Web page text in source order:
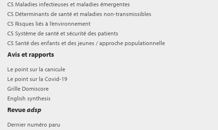
CS Maladies infectieuses et maladies émergentes
CS Déterminants de santé et maladies non-transmissibles
CS Risques liés à l’environnement
CS Système de santé et sécurité des patients
CS Santé des enfants et des jeunes / approche populationnelle
Avis et rapports
Le point sur la canicule
Le point sur la Covid-19
Grille Domiscore
English synthesis
Revueadsp
Dernier numéro paru